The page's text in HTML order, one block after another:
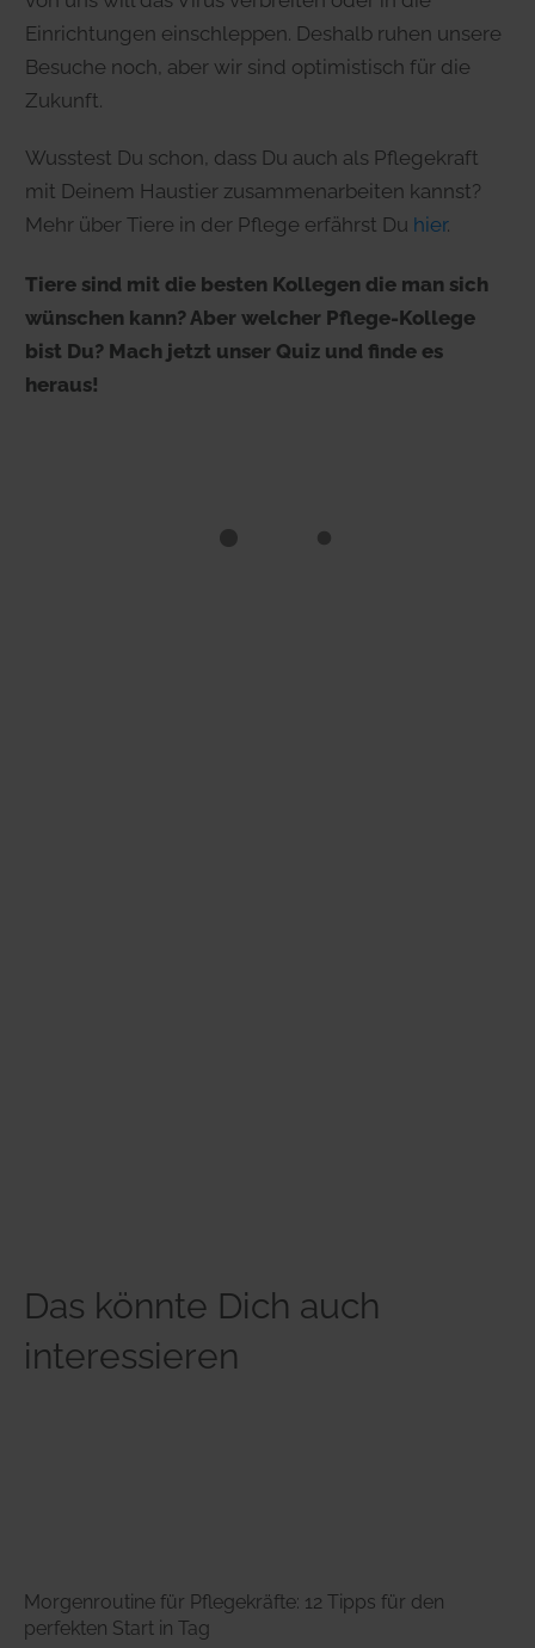
Einrichtungen einschleppen. Deshalb ruhen unsere
Besuche noch, aber wir sind optimistisch für die
Zukunft.
Wusstest Du schon, dass Du auch als Pflegekraft
mit Deinem Haustier zusammenarbeiten kannst?
Mehr über Tiere in der Pflege erfährst Du hier.
Tiere sind mit die besten Kollegen die man sich
wünschen kann? Aber welcher Pflege-Kollege
bist Du? Mach jetzt unser Quiz und finde es
heraus!
Das könnte Dich auch
interessieren
Morgenroutine für Pflegekräfte: 12 Tipps für den
perfekten Start in Tag